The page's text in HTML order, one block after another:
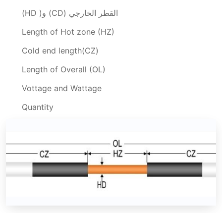
القطر الخارجي (CD) و( HD)
Length of Hot zone (HZ)
Cold end length(CZ)
Length of Overall (OL)
Vottage and Wattage
Quantity